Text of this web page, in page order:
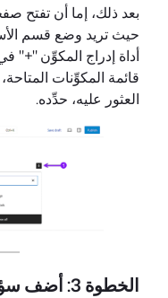
بعد ذلك، إما أن تفتح
حيث تريد وضع قسم
أداة إدراج المكوِّن "+"
قائمة المكوِّنات
العثور عليه، حدِّده.
الخطوة 3: